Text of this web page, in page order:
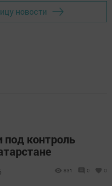
новости
контроль
831 0 0